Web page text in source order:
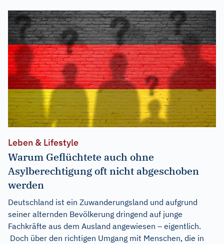
Leben & Lifestyle
Warum Geflüchtete auch ohne
Asylberechtigung oft nicht abgeschoben
werden
Deutschland ist ein Zuwanderungsland und aufgrund
seiner alternden Bevölkerung dringend auf junge
Fachkräfte aus dem Ausland angewiesen – eigentlich.
Doch über den richtigen Umgang mit Menschen, die in